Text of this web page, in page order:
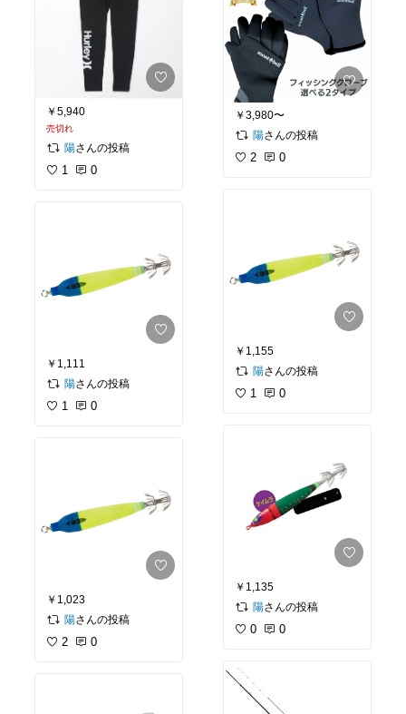
￥5,940
売切れ
陽さんの投稿
1 0
￥1,111
陽さんの投稿
1 0
￥1,023
陽さんの投稿
2 0
￥3,980〜
陽さんの投稿
2 0
￥1,155
陽さんの投稿
1 0
￥1,135
陽さんの投稿
0 0